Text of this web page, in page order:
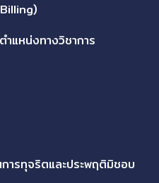
แหน่งทางวิชาการ
ารทุจริตและประพฤติมิชอบ